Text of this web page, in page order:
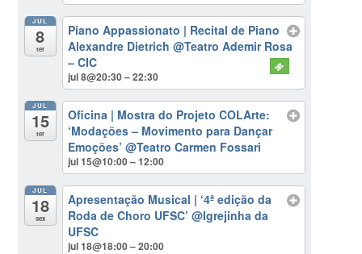
JUL
8
ter
Piano Appassionato | Recital de Piano
Alexandre Dietrich@Teatro Ademir Rosa
– CIC
jul 8@20:30 – 22:30
JUL
15
ter
Oficina | Mostra do Projeto COLArte:
‘Modações – Movimento para Dançar
Emoções’@Teatro Carmen Fossari
jul 15@10:00 – 12:00
JUL
18
sex
Apresentação Musical | ‘4ª edição da
Roda de Choro UFSC’@Igrejinha da
UFSC
jul 18@18:00 – 20:00